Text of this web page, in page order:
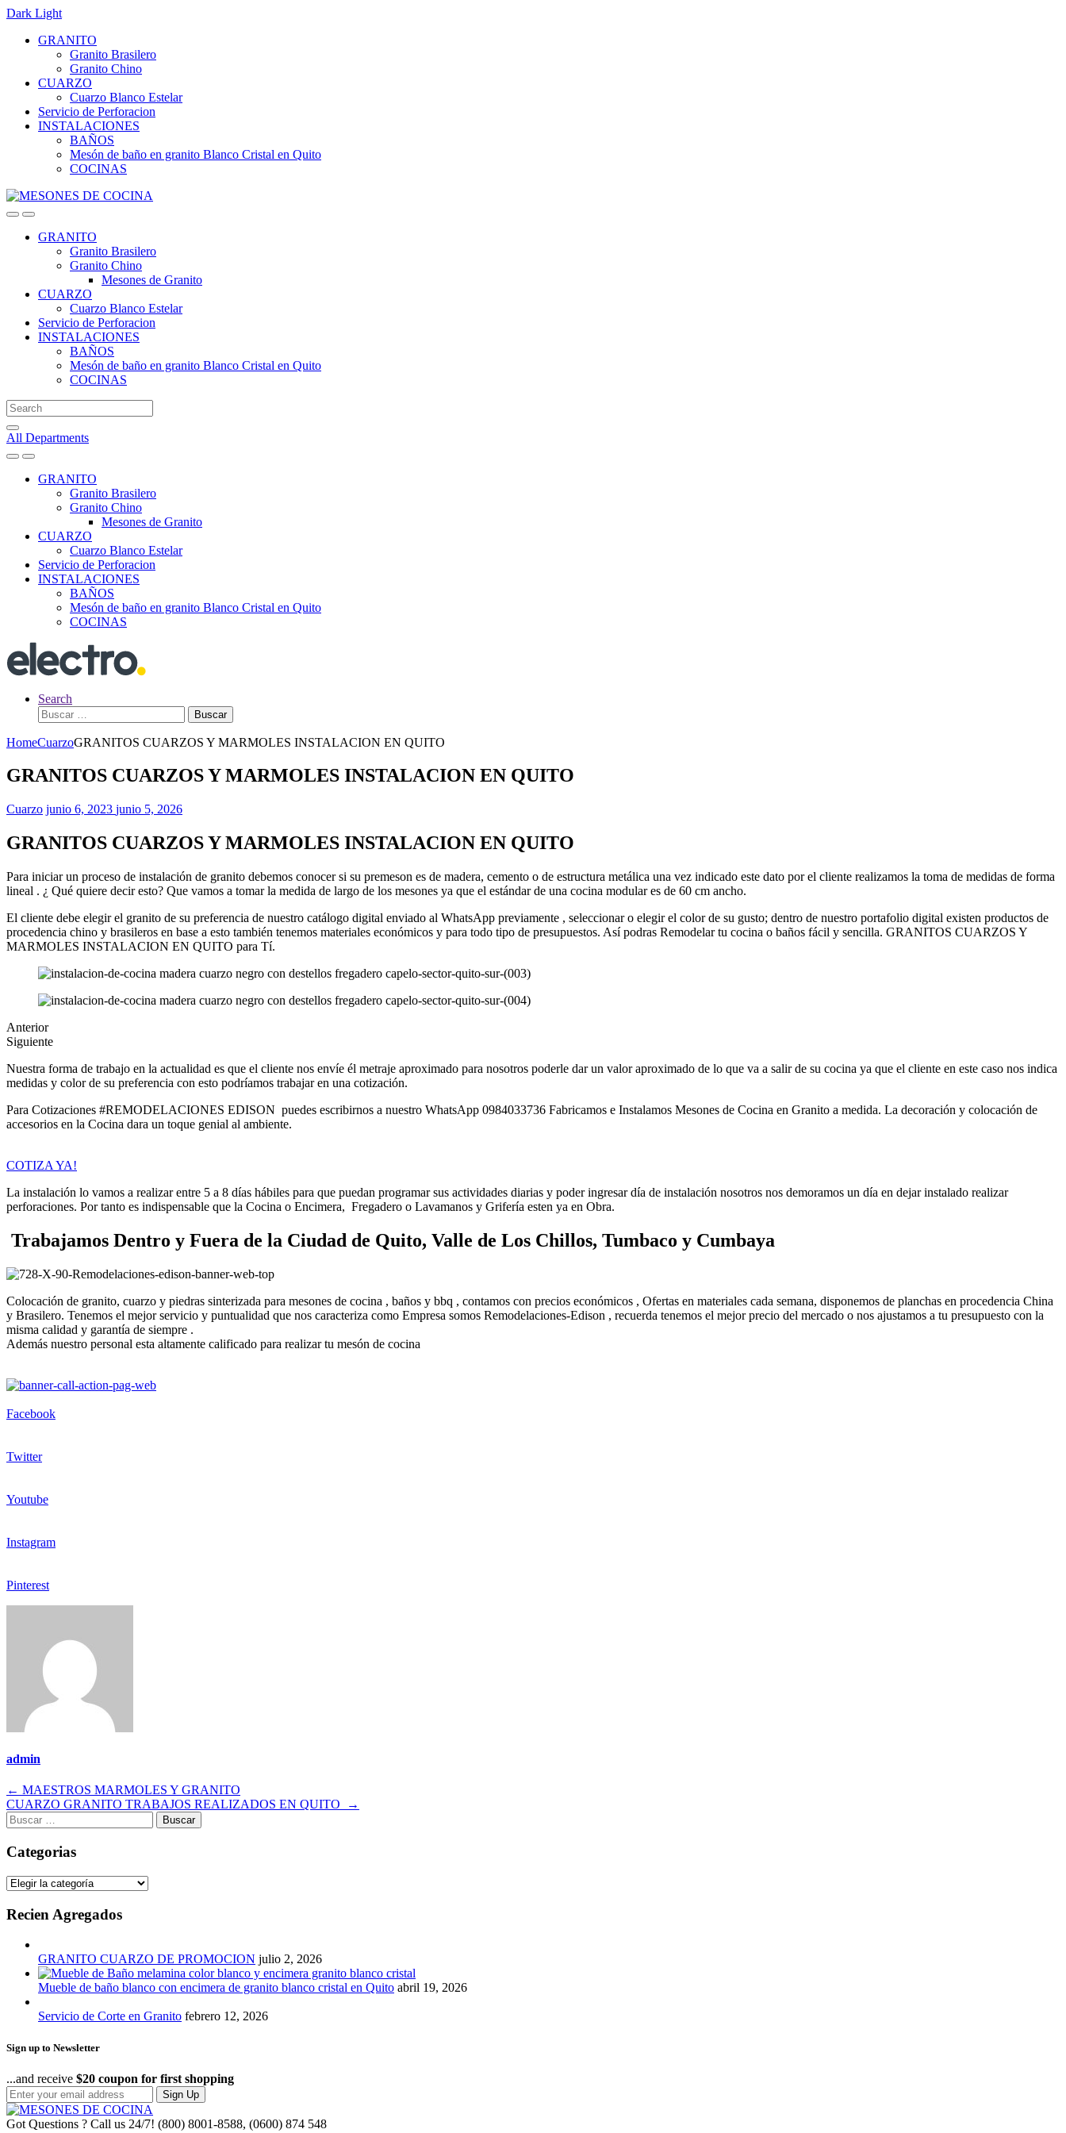
Dark Light
Skip
navigation
Skip
GRANITO
Granito Brasilero
Granito Chino
CUARZO
Cuarzo Blanco Estelar
Servicio de Perforacion
INSTALACIONES
BAÑOS
Mesón de baño en granito Blanco Cristal en Quito
COCINAS
GRANITO
Granito Brasilero
Granito Chino
Mesones de Granito
CUARZO
Cuarzo Blanco Estelar
Servicio de Perforacion
INSTALACIONES
BAÑOS
Mesón de baño en granito Blanco Cristal en Quito
COCINAS
Search
for:
All Departments
GRANITO
Granito Brasilero
Granito Chino
Mesones de Granito
CUARZO
Cuarzo Blanco Estelar
Servicio de Perforacion
INSTALACIONES
BAÑOS
Mesón de baño en granito Blanco Cristal en Quito
COCINAS
Search
Buscar:
HomeCuarzoGRANITOS CUARZOS Y MARMOLES INSTALACION EN QUITO
GRANITOS CUARZOS Y MARMOLES INSTALACION EN QUITO
Cuarzo junio 6, 2023 junio 5, 2026
GRANITOS CUARZOS Y MARMOLES INSTALACION EN QUITO
Para iniciar un proceso de instalación de granito debemos conocer si su premeson es de madera, cemento o de estructura metálica una vez indicado este dato por el cliente realizamos la toma de medidas de forma
lineal . ¿ Qué quiere decir esto? Que vamos a tomar la medida de largo de los mesones ya que el estándar de una cocina modular es de 60 cm ancho.
El cliente debe elegir el granito de su preferencia de nuestro catálogo digital enviado al WhatsApp previamente , seleccionar o elegir el color de su gusto; dentro de nuestro portafolio digital existen productos de
procedencia chino y brasileros en base a esto también tenemos materiales económicos y para todo tipo de presupuestos. Así podras Remodelar tu cocina o baños fácil y sencilla. GRANITOS CUARZOS Y
MARMOLES INSTALACION EN QUITO para Tí.
Anterior
Siguiente
Nuestra forma de trabajo en la actualidad es que el cliente nos envíe él metraje aproximado para nosotros poderle dar un valor aproximado de lo que va a salir de su cocina ya que el cliente en este caso nos indica
medidas y color de su preferencia con esto podríamos trabajar en una cotización.
Para Cotizaciones #REMODELACIONES EDISON puedes escribirnos a nuestro WhatsApp 0984033736 Fabricamos e Instalamos Mesones de Cocina en Granito a medida. La decoración y colocación de
accesorios en la Cocina dara un toque genial al ambiente.
COTIZA YA!
La instalación lo vamos a realizar entre 5 a 8 días hábiles para que puedan programar sus actividades diarias y poder ingresar día de instalación nosotros nos demoramos un día en dejar instalado realizar
perforaciones. Por tanto es indispensable que la Cocina o Encimera, Fregadero o Lavamanos y Grifería esten ya en Obra.
Trabajamos Dentro y Fuera de la Ciudad de Quito, Valle de Los Chillos, Tumbaco y Cumbaya
Colocación de granito, cuarzo y piedras sinterizada para mesones de cocina , baños y bbq , contamos con precios económicos , Ofertas en materiales cada semana, disponemos de planchas en procedencia China
y Brasilero. Tenemos el mejor servicio y puntualidad que nos caracteriza como Empresa somos Remodelaciones-Edison , recuerda tenemos el mejor precio del mercado o nos ajustamos a tu presupuesto con la
misma calidad y garantía de siempre .
Además nuestro personal esta altamente calificado para realizar tu mesón de cocina
Facebook
Twitter
Youtube
Instagram
Pinterest
admin
Navegación
de
← MAESTROS MARMOLES Y GRANITO
CUARZO GRANITO TRABAJOS REALIZADOS EN QUITO
→
Buscar:
Categorias
Categorias
Recien Agregados
GRANITO CUARZO DE PROMOCION julio 2, 2026
Mueble de baño blanco con encimera de granito blanco cristal en Quito abril 19, 2026
Servicio de Corte en Granito febrero 12, 2026
Sign up to Newsletter
...and receive $20 coupon for first shopping
Sign Up
Got Questions ? Call us 24/7! (800) 8001-8588, (0600) 874 548